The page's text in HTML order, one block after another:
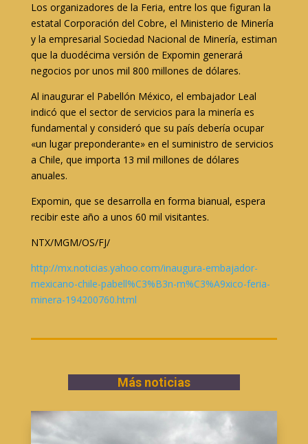
Los organizadores de la Feria, entre los que figuran la
estatal Corporación del Cobre, el Ministerio de Minería
y la empresarial Sociedad Nacional de Minería, estiman
que la duodécima versión de Expomin generará
negocios por unos mil 800 millones de dólares.
Al inaugurar el Pabellón México, el embajador Leal
indicó que el sector de servicios para la minería es
fundamental y consideró que su país debería ocupar
«un lugar preponderante» en el suministro de servicios
a Chile, que importa 13 mil millones de dólares
anuales.
Expomin, que se desarrolla en forma bianual, espera
recibir este año a unos 60 mil visitantes.
NTX/MGM/OS/FJ/
http://mx.noticias.yahoo.com/inaugura-embajador-
mexicano-chile-pabell%C3%B3n-m%C3%A9xico-feria-
minera-194200760.html
Más noticias